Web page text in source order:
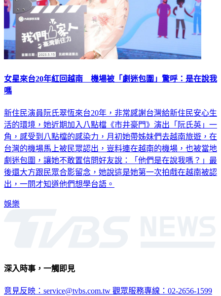
女星來台20年紅回越南 機場被「劇迷包圍」驚呼：是在說我
嗎
新住民演員阮氏翠恆來台20年，非常感謝台灣給新住民安心生
活的環境，她近期加入八點檔《市井豪門》演出「阮氏英」一
角，感受到八點檔的感染力，月初她帶姊妹們去越南旅遊，在
台灣的機場馬上被民眾認出，豈料連在越南的機場，也被當地
劇迷包圍，讓她不敢置信問好友說：「他們是在說我嗎？」最
後還大方跟民眾合影留念，她說這是她第一次拍戲在越南被認
出，一問才知道他們想學台語。
娛樂
深入時事，一觸即見
意見反映：service@tvbs.com.tw 觀眾服務專線：02-2656-1599